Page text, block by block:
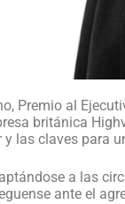
Premio al
británica
las claves para
a las
ante el